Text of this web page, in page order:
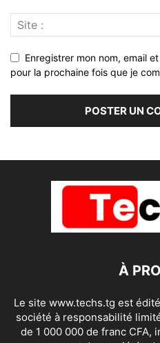
Enregistrer mon nom, email
pour la prochaine fois que je
À
Le site www.techs.tg est
société à responsabilité
de 1 000 000 de franc CFA,